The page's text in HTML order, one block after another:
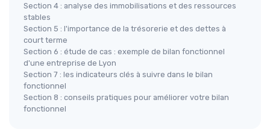
Section 4 : analyse des immobilisations et des ressources
stables
Section 5 : l'importance de la trésorerie et des dettes à
court terme
Section 6 : étude de cas : exemple de bilan fonctionnel
d'une entreprise de Lyon
Section 7 : les indicateurs clés à suivre dans le bilan
fonctionnel
Section 8 : conseils pratiques pour améliorer votre bilan
fonctionnel